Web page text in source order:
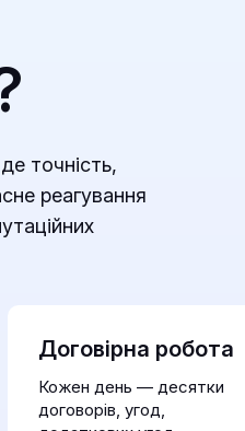
точність,
реагування
Договірна робота
Кожен день — десятки
договорів, угод,